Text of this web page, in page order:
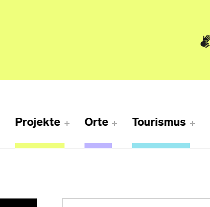
Projekte Orte Tourismus
KATEGORIEN
Kategorien